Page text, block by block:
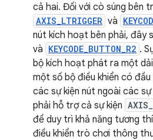
cả hai. Đối với cò súng bên
AXIS_LTRIGGER và
nút kích hoạt bên phải, đây
và KEYCODE_BUTTON_R2 .
bộ kích hoạt phát ra một
một số bộ điều khiển có
các sự kiện nút ngoài các
phải hỗ trợ cả sự kiện AXIS_
để duy trì khả năng tương
điều khiển trò chơi thông